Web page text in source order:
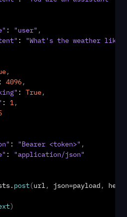
: "user" ,
:
"What's the weather like
,
: 4096,
: True,
: 1,
: "Bearer <token>" ,
:
"application/json"
.post(url, json=payload ,
)